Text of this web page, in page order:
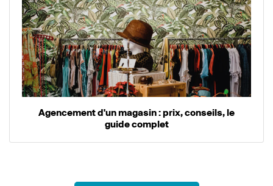
Agencement d'un magasin : prix, conseils, le
guide complet